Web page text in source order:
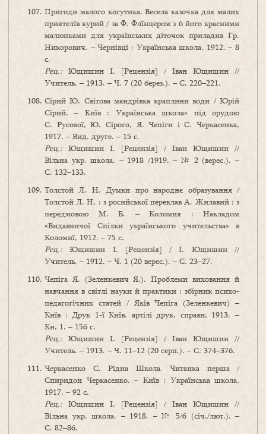
Пригоди малого когутика. Весела казочка для малих
приятелїв курий / за Ф. Флїнцером з 6 його красними
малюнками для українських діточок приладив Гр.
Никорович. – Чернівці : Українська школа, 1912. – 8
с.
Рец.: Ющишин І. [Рецензія] / Іван Ющишин //
Учитель. – 1913. – Ч. 7 (20 берез.). – С. 220–221.
Сірий Ю. Світова мандрівка краплини води / Юрій
Сірий. – Київ : Українська школа» під орудою
С. Русової, Ю. Сірого, Я. Чепіги і С. Черкасенка,
1917. – Вид. друге. – 15 с.
Рец.: Ющишин І. [Рецензія] / Іван Ющишин //
Вільна укр. школа. – 1918 /1919. – № 2 (верес.). –
С. 132–133.
Толстой Л. Н. Думки про народнє образування /
Толстой Л. Н. ; з росийської переклав А. Жилавий ; з
передмовою М. Б. – Коломия : Накладом
«Видавничої Спілки українського учительства» в
Коломиї, 1912. – 75 с.
Рец.: Ющишин І. [Рецензія] / І. Ющишин //
Учитель. – 1912. – Ч. 1 (20 верес.). – С. 23–27.
Чепіга Я. (Зеленкевич Я.). Проблеми виховання й
навчання в світлі науки й практики : збірник психо-
педагогічних статей / Яків Чепіга (Зеленкевич) –
Київ : Друк 1-ї Київ. артілі друк. справи, 1913. –
Кн. 1. – 156 с.
Рец.: Ющишин І. [Рецензія] / Іван Ющишин //
Учитель. – 1913. – Ч. 11–12 (20 серп.). – С. 374–376.
Черкасенко С. Рідна Школа. Читанка перша /
Спиридон Черкасенко. – Київ : Українська школа,
1917. – 92 с.
Рец.: Ющишин І. [Рецензія] / Іван Ющишин //
Вільна укр. школа. – 1918. – № 5/6 (січ./лют.). –
С. 82–86.